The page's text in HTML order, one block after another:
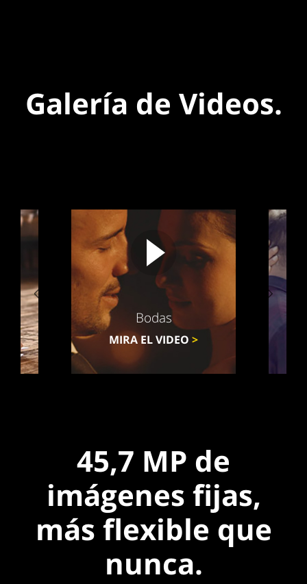
Galería de Videos.
Bodas
MIRA EL VIDEO >
45,7 MP de
imágenes fijas,
más flexible que
nunca.